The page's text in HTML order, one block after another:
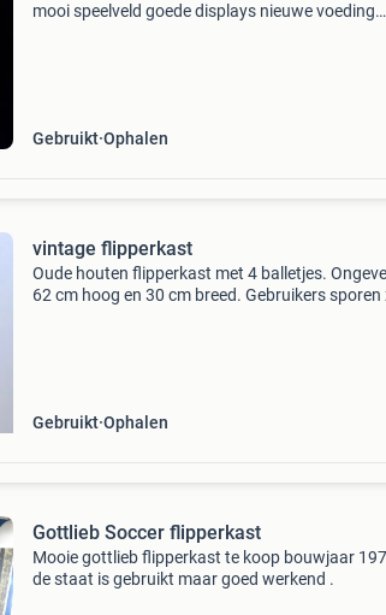
mooi speelveld goede displays nieuwe voeding
Gebruikt Ophalen
vintage flipperkast
Oude houten flipperkast met 4 balletjes.
62 cm hoog en 30 cm breed. Gebruikers sporen
Gebruikt Ophalen
Gottlieb Soccer flipperkast
Mooie gottlieb flipperkast te koop bouwjaar
de staat is gebruikt maar goed werkend .